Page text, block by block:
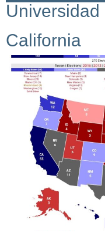
Universidad
California